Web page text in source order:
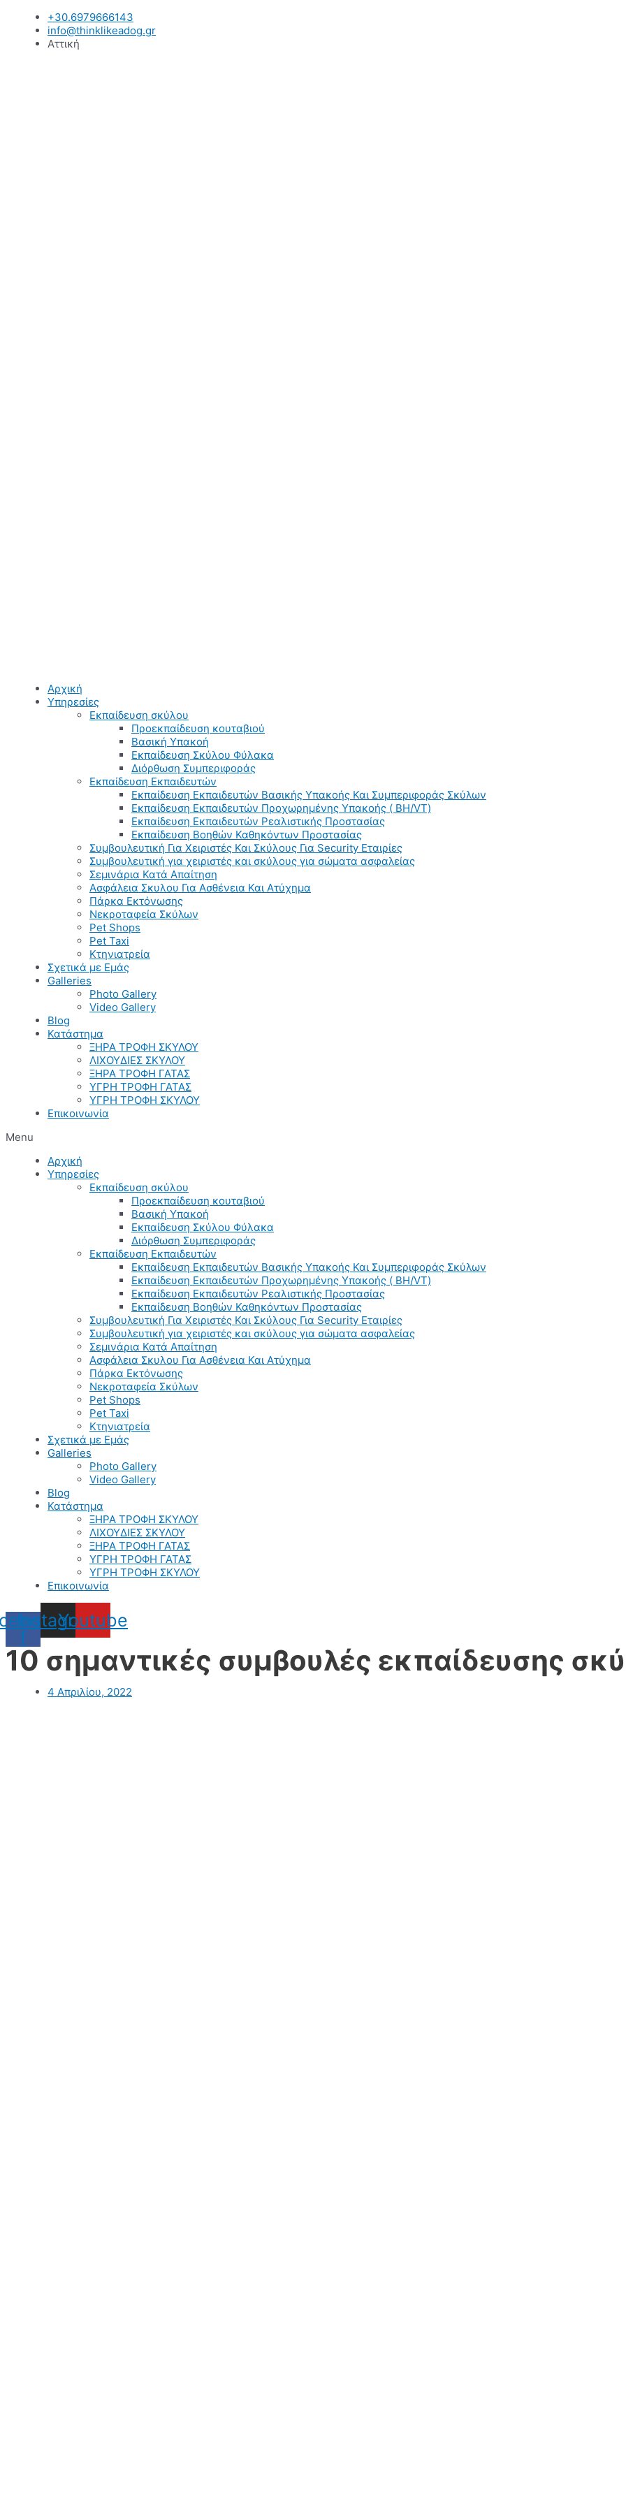
Μετάβαση
περιεχόμενο
+30.6979666143
info@thinklikeadog.gr
Αττική
Αρχική
Υπηρεσίες
Εκπαίδευση σκύλου
Προεκπαίδευση κουταβιού
Βασική Υπακοή
Εκπαίδευση Σκύλου Φύλακα
Διόρθωση Συμπεριφοράς
Εκπαίδευση Εκπαιδευτών
Εκπαίδευση Εκπαιδευτών Βασικής Υπακοής Και Συμπεριφοράς Σκύλων
Εκπαίδευση Εκπαιδευτών Προχωρημένης Υπακοής ( BH/VT)
Εκπαίδευση Εκπαιδευτών Ρεαλιστικής Προστασίας
Εκπαίδευση Βοηθών Καθηκόντων Προστασίας
Συμβουλευτική Για Χειριστές Και Σκύλους Για Security Εταιρίες
Συμβουλευτική για χειριστές και σκύλους για σώματα ασφαλείας
Σεμινάρια Κατά Απαίτηση
Ασφάλεια Σκυλου Για Ασθένεια Και Ατύχημα
Πάρκα Εκτόνωσης
Νεκροταφεία Σκύλων
Pet Shops
Pet Taxi
Κτηνιατρεία
Σχετικά με Εμάς
Galleries
Photo Gallery
Video Gallery
Blog
Κατάστημα
ΞΗΡΑ ΤΡΟΦΗ ΣΚΥΛΟΥ
ΛΙΧΟΥΔΙΕΣ ΣΚΥΛΟΥ
ΞΗΡΑ ΤΡΟΦΗ ΓΑΤΑΣ
ΥΓΡΗ ΤΡΟΦΗ ΓΑΤΑΣ
ΥΓΡΗ ΤΡΟΦΗ ΣΚΥΛΟΥ
Επικοινωνία
Menu
Αρχική
Υπηρεσίες
Εκπαίδευση σκύλου
Προεκπαίδευση κουταβιού
Βασική Υπακοή
Εκπαίδευση Σκύλου Φύλακα
Διόρθωση Συμπεριφοράς
Εκπαίδευση Εκπαιδευτών
Εκπαίδευση Εκπαιδευτών Βασικής Υπακοής Και Συμπεριφοράς Σκύλων
Εκπαίδευση Εκπαιδευτών Προχωρημένης Υπακοής ( BH/VT)
Εκπαίδευση Εκπαιδευτών Ρεαλιστικής Προστασίας
Εκπαίδευση Βοηθών Καθηκόντων Προστασίας
Συμβουλευτική Για Χειριστές Και Σκύλους Για Security Εταιρίες
Συμβουλευτική για χειριστές και σκύλους για σώματα ασφαλείας
Σεμινάρια Κατά Απαίτηση
Ασφάλεια Σκυλου Για Ασθένεια Και Ατύχημα
Πάρκα Εκτόνωσης
Νεκροταφεία Σκύλων
Pet Shops
Pet Taxi
Κτηνιατρεία
Σχετικά με Εμάς
Galleries
Photo Gallery
Video Gallery
Blog
Κατάστημα
ΞΗΡΑ ΤΡΟΦΗ ΣΚΥΛΟΥ
ΛΙΧΟΥΔΙΕΣ ΣΚΥΛΟΥ
ΞΗΡΑ ΤΡΟΦΗ ΓΑΤΑΣ
ΥΓΡΗ ΤΡΟΦΗ ΓΑΤΑΣ
ΥΓΡΗ ΤΡΟΦΗ ΣΚΥΛΟΥ
Επικοινωνία
f
Instagram
Youtube
10 σημαντικές συμβουλές εκπαίδευσης
4 Απριλίου, 2022